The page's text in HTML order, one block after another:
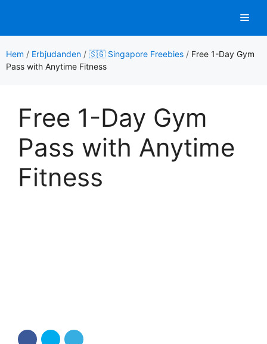
innehåll
Hem / Erbjudanden / 🇸🇬 Singapore Freebies / Free 1-Day Gym
Pass with Anytime Fitness
Free 1-Day Gym
Pass with Anytime
Fitness